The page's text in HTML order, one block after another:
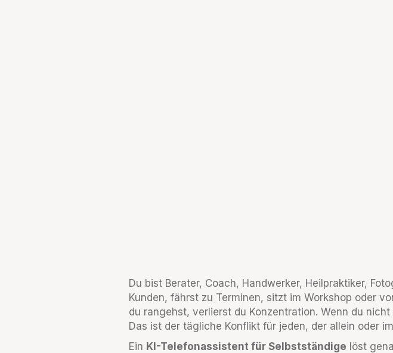
Du bist Berater, Coach, Handwerker, Heilpraktiker,
Kunden, fährst zu Terminen, sitzt im Workshop oder
du rangehst, verlierst du Konzentration. Wenn du
Das ist der tägliche Konflikt für jeden, der allein oder
Ein KI-Telefonassistent für Selbstständige löst